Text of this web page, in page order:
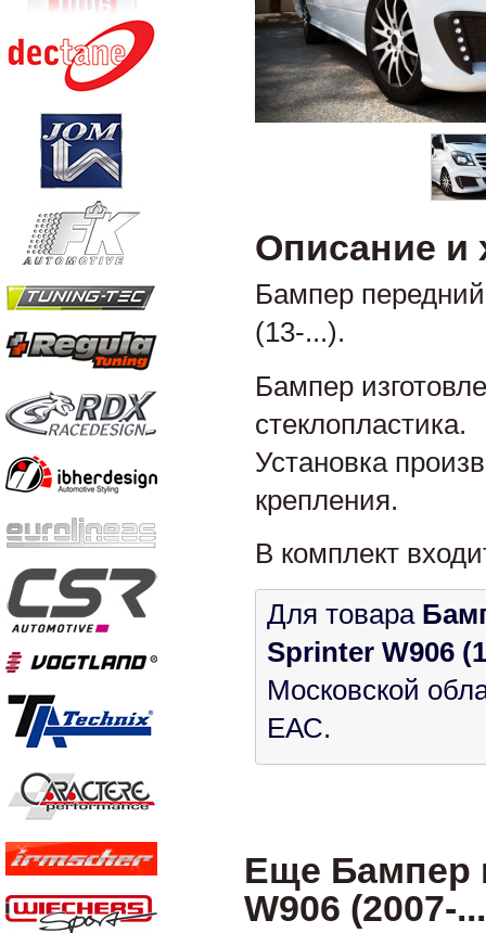
Описание и
Бампер
(13-...).
Бампер
стеклопластика.
Установка
крепления.
В комплект
Для товара
Sprinter W906
Московской
ЕАС.
Еще Бампер
W906 (2007-